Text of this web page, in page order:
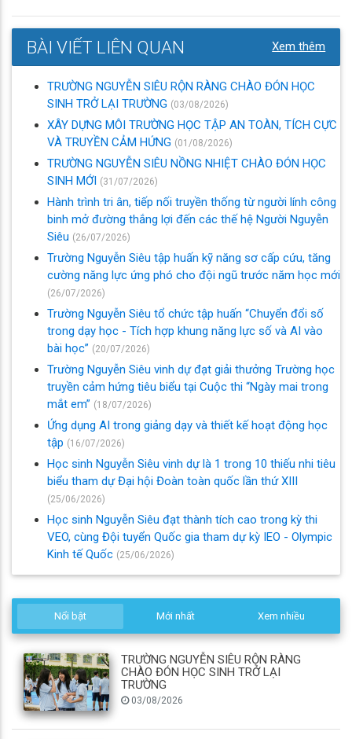
BÀI VIẾT LIÊN QUAN Xem thêm
TRƯỜNG NGUYỄN SIÊU RỘN RÀNG CHÀO ĐÓN HỌC
SINH TRỞ LẠI TRƯỜNG (03/08/2026)
XÂY DỰNG MÔI TRƯỜNG HỌC TẬP AN TOÀN, TÍCH CỰC
VÀ TRUYỀN CẢM HỨNG (01/08/2026)
TRƯỜNG NGUYỄN SIÊU NỒNG NHIỆT CHÀO ĐÓN HỌC
SINH MỚI (31/07/2026)
Hành trình tri ân, tiếp nối truyền thống từ người lính công
binh mở đường thắng lợi đến các thế hệ Người Nguyễn
Siêu (26/07/2026)
Trường Nguyễn Siêu tập huấn kỹ năng sơ cấp cứu, tăng
cường năng lực ứng phó cho đội ngũ trước năm học mới
(26/07/2026)
Trường Nguyễn Siêu tổ chức tập huấn “Chuyển đổi số
trong dạy học - Tích hợp khung năng lực số và AI vào
bài học” (20/07/2026)
Trường Nguyễn Siêu vinh dự đạt giải thưởng Trường học
truyền cảm hứng tiêu biểu tại Cuộc thi “Ngày mai trong
mắt em” (18/07/2026)
Ứng dụng AI trong giảng dạy và thiết kế hoạt động học
tập (16/07/2026)
Học sinh Nguyễn Siêu vinh dự là 1 trong 10 thiếu nhi tiêu
biểu tham dự Đại hội Đoàn toàn quốc lần thứ XIII
(25/06/2026)
Học sinh Nguyễn Siêu đạt thành tích cao trong kỳ thi
VEO, cùng Đội tuyển Quốc gia tham dự kỳ IEO - Olympic
Kinh tế Quốc (25/06/2026)
Nổi bật Mới nhất Xem nhiều
TRƯỜNG NGUYỄN SIÊU RỘN RÀNG
CHÀO ĐÓN HỌC SINH TRỞ LẠI
TRƯỜNG
03/08/2026